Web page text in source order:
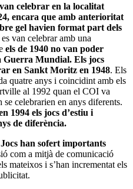
celebrar en la localitat
encara que amb anterioritat
gel havien format part dels
van celebrar amb una
els de 1940 no van poder
Guerra Mundial. Els jocs
en Sankt Moritz en 1948. Els
quatre anys i coincidint amb els
al 1992 quan el COI va
celebrarien en anys diferents.
1994 els jocs d’estiu i
de diferència.
Jocs han sofert importants
com a mitjà de comunicació
mateixos i s’han incrementat els